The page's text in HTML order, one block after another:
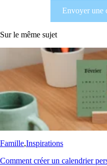
Envoyer une
Sur le même sujet
Famille,Inspirations
Comment créer un calendrier